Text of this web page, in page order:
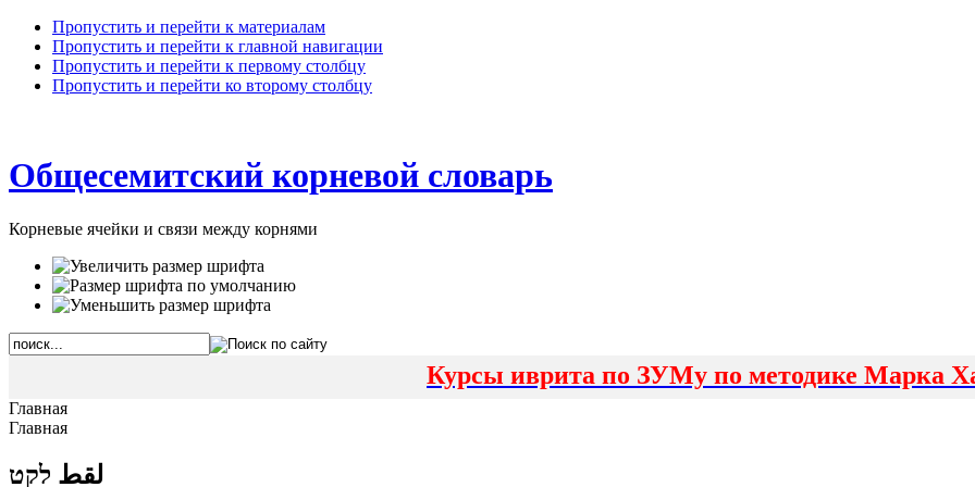
Пропустить и перейти к материалам
Пропустить и перейти к главной навигации
Пропустить и перейти к первому столбцу
Пропустить и перейти ко второму столбцу
Общесемитский корневой словарь
Корневые ячейки и связи между корнями
Курсы иврита по ЗУМу по методике Марка
Главная
Главная
لقط לקט